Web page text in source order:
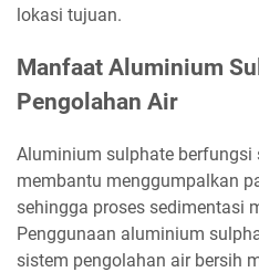
lokasi tujuan.
Manfaat Aluminium
Pengolahan Air
Aluminium sulphate berfungsi
membantu menggumpalkan
sehingga proses sedimentasi
Penggunaan aluminium
sistem pengolahan air bersih